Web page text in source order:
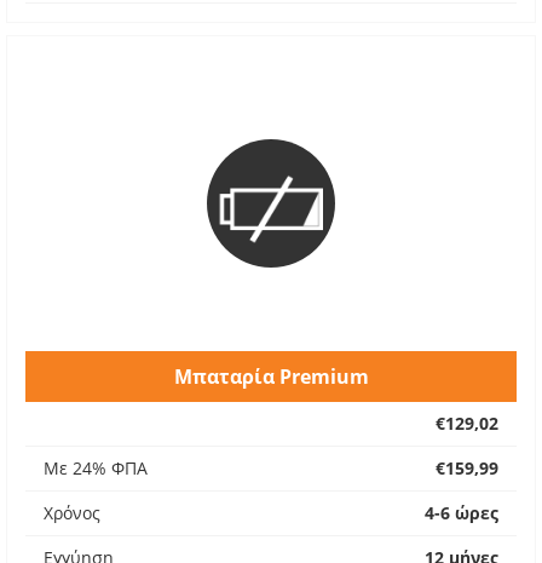
Μπαταρία Premium
€129,02
Με 24% ΦΠΑ
€159,99
Χρόνος
4-6 ώρες
Εγγύηση
12 μήνες